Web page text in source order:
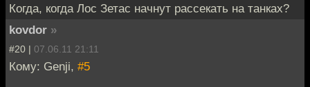
Когда, когда Лос Зетас начнут рассекать на танках?
kovdor »
#20 | 07.06.11 21:11
Кому: Genji, #5